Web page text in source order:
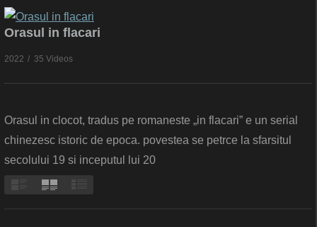
Orasul in flacari
2022 35 Videos
Orasul in clocot, tradus pe romaneste „in flacari” e un serial
chinezesc istoric de epoca. povestea se petrce la sfarsitul
secolului 19 si inceputul lui 20